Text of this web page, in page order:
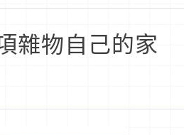
雜物自己的家